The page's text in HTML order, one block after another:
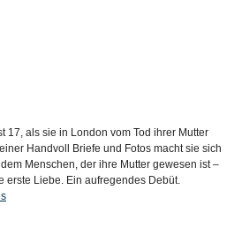
17, als sie in London vom Tod ihrer Mutter
Handvoll Briefe und Fotos macht sie sich
Menschen, der ihre Mutter gewesen ist –
erste Liebe. Ein aufregendes Debüt.